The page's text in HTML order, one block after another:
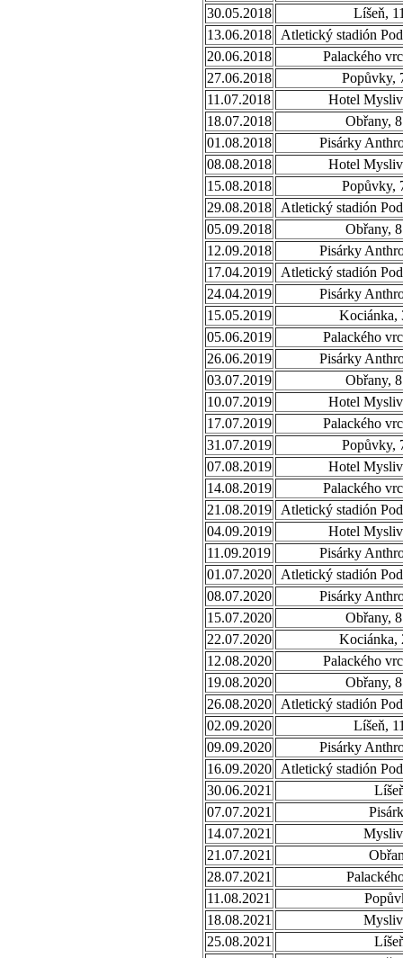
30.05.2018
Líšeň,
13.06.2018
Atletický stadión
20.06.2018
Palackého
27.06.2018
Popůvky,
11.07.2018
Hotel
18.07.2018
Obřany,
01.08.2018
Pisárky
08.08.2018
Hotel
15.08.2018
Popůvky,
29.08.2018
Atletický stadión
05.09.2018
Obřany,
12.09.2018
Pisárky
17.04.2019
Atletický stadión
24.04.2019
Pisárky
15.05.2019
Kociánka,
05.06.2019
Palackého
26.06.2019
Pisárky
03.07.2019
Obřany,
10.07.2019
Hotel
17.07.2019
Palackého
31.07.2019
Popůvky,
07.08.2019
Hotel
14.08.2019
Palackého
21.08.2019
Atletický stadión
04.09.2019
Hotel
11.09.2019
Pisárky
01.07.2020
Atletický stadión
08.07.2020
Pisárky
15.07.2020
Obřany,
22.07.2020
Kociánka,
12.08.2020
Palackého
19.08.2020
Obřany,
26.08.2020
Atletický stadión
02.09.2020
Líšeň,
09.09.2020
Pisárky
16.09.2020
Atletický stadión
30.06.2021
07.07.2021
14.07.2021
21.07.2021
28.07.2021
11.08.2021
18.08.2021
25.08.2021